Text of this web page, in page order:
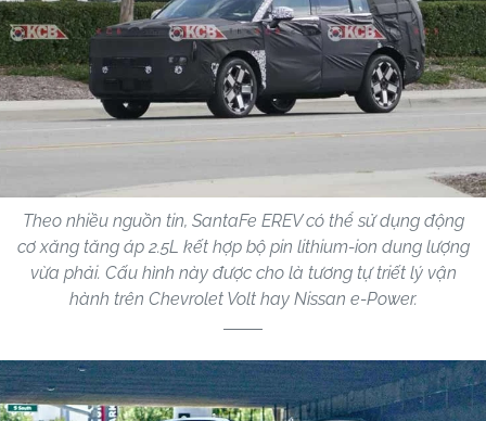
Theo nhiều nguồn tin, SantaFe EREV có thể sử dụng động
cơ xăng tăng áp 2.5L kết hợp bộ pin lithium-ion dung lượng
vừa phải. Cấu hình này được cho là tương tự triết lý vận
hành trên Chevrolet Volt hay Nissan e-Power.